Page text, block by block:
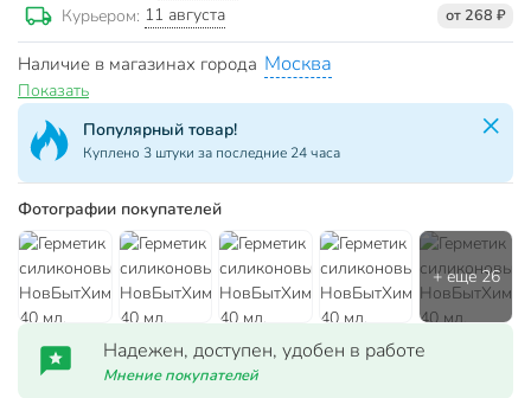
Курьером: 11 августа от 268 ₽
Наличие в магазинах города Москва
Показать
Популярный товар!
Куплено 3 штуки за последние 24 часа
Фотографии покупателей
Надежен, доступен, удобен в работе
Мнение покупателей